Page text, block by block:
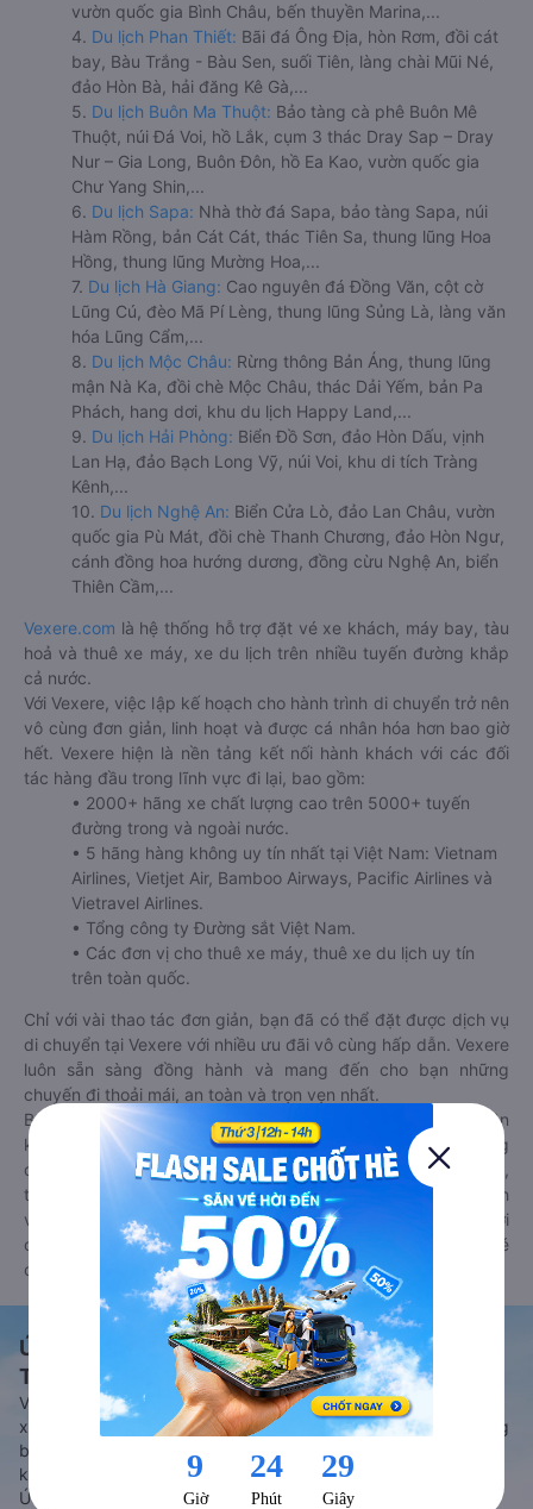
vườn quốc gia Bình Châu, bến thuyền Marina,...
4. Du lịch Phan Thiết: Bãi đá Ông Địa, hòn Rơm, đồi cát
bay, Bàu Trắng - Bàu Sen, suối Tiên, làng chài Mũi Né,
đảo Hòn Bà, hải đăng Kê Gà,...
5. Du lịch Buôn Ma Thuột: Bảo tàng cà phê Buôn Mê
Thuột, núi Đá Voi, hồ Lắk, cụm 3 thác Dray Sap – Dray
Nur – Gia Long, Buôn Đôn, hồ Ea Kao, vườn quốc gia
Chư Yang Shin,...
6. Du lịch Sapa: Nhà thờ đá Sapa, bảo tàng Sapa, núi
Hàm Rồng, bản Cát Cát, thác Tiên Sa, thung lũng Hoa
Hồng, thung lũng Mường Hoa,...
7. Du lịch Hà Giang: Cao nguyên đá Đồng Văn, cột cờ
Lũng Cú, đèo Mã Pí Lèng, thung lũng Sủng Là, làng văn
hóa Lũng Cẩm,...
8. Du lịch Mộc Châu: Rừng thông Bản Áng, thung lũng
mận Nà Ka, đồi chè Mộc Châu, thác Dải Yếm, bản Pa
Phách, hang dơi, khu du lịch Happy Land,...
9. Du lịch Hải Phòng: Biển Đồ Sơn, đảo Hòn Dấu, vịnh
Lan Hạ, đảo Bạch Long Vỹ, núi Voi, khu di tích Tràng
Kênh,...
10. Du lịch Nghệ An: Biển Cửa Lò, đảo Lan Châu, vườn
quốc gia Pù Mát, đồi chè Thanh Chương, đảo Hòn Ngư,
cánh đồng hoa hướng dương, đồng cừu Nghệ An, biển
Thiên Cầm,...
Vexere.com là hệ thống hỗ trợ đặt vé xe khách, máy bay, tàu
hoả và thuê xe máy, xe du lịch trên nhiều tuyến đường khắp
cả nước.
Với Vexere, việc lập kế hoạch cho hành trình di chuyển trở nên
vô cùng đơn giản, linh hoạt và được cá nhân hóa hơn bao giờ
hết. Vexere hiện là nền tảng kết nối hành khách với các đối
tác hàng đầu trong lĩnh vực đi lại, bao gồm:
• 2000+ hãng xe chất lượng cao trên 5000+ tuyến
đường trong và ngoài nước.
• 5 hãng hàng không uy tín nhất tại Việt Nam: Vietnam
Airlines, Vietjet Air, Bamboo Airways, Pacific Airlines và
Vietravel Airlines.
• Tổng công ty Đường sắt Việt Nam.
• Các đơn vị cho thuê xe máy, thuê xe du lịch uy tín
trên toàn quốc.
Chỉ với vài thao tác đơn giản, bạn đã có thể đặt được dịch vụ
di chuyển tại Vexere với nhiều ưu đãi vô cùng hấp dẫn. Vexere
luôn sẵn sàng đồng hành và mang đến cho bạn những
chuyến đi thoải mái, an toàn và trọn vẹn nhất.
Bên cạnh đó, bạn có thể tham khảo thêm các phương tiện
khác tại
Goyolo.com
cho chuyến đi sắp tới. Goyolo là nền tảng
đặt vé cho phép người dùng so sánh giá cả, giờ khởi hành,
thời gian di chuyển của nhiều phương tiện máy bay, xe khách
và tàu hoả. Hệ thống của Goyolo được liên kết trực tiếp với
các hãng máy bay, xe khách và tàu hoả, luôn đảm bảo có vé
cho bạn di chuyển.
Ứng dụng đặt vé Xe khách, Máy bay,
Tàu hoả và Thuê xe
Vexere - ứng dụng đặt vé đa phương tiện với hơn 3000+ nhà
xe chất lượng cao, 5000+ tuyến đường toàn quốc, tất cả hãng
bay và hãng tàu cùng dịch vụ thuê xe máy, xe du lịch phủ
khắp các tỉnh thành tại Việt Nam.
Ứng dụng hiển thị thông tin đầy đủ, minh bạch cùng vô vàn